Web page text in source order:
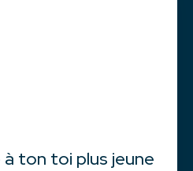
ton toi plus jeune